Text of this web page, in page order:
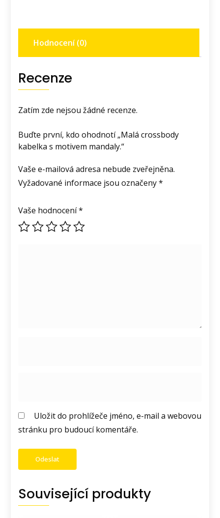
Hodnocení (0)
Recenze
Zatím zde nejsou žádné recenze.
Buďte první, kdo ohodnotí „Malá crossbody
kabelka s motivem mandaly.“
Vaše e-mailová adresa nebude zveřejněna.
Vyžadované informace jsou označeny*
Vaše hodnocení*
Uložit do prohlížeče jméno, e-mail a webovou
stránku pro budoucí komentáře.
Související produkty